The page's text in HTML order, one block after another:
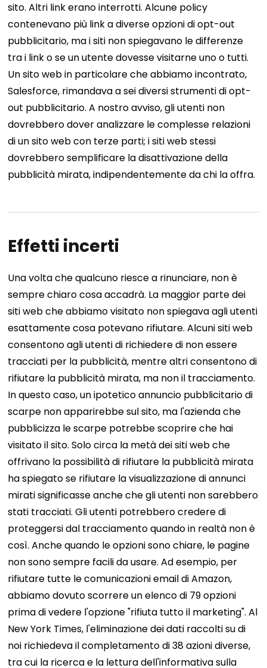
sito. Altri link erano interrotti. Alcune policy
contenevano più link a diverse opzioni di opt-out
pubblicitario, ma i siti non spiegavano le differenze
tra i link o se un utente dovesse visitarne uno o tutti.
Un sito web in particolare che abbiamo incontrato,
Salesforce, rimandava a sei diversi strumenti di opt-
out pubblicitario. A nostro avviso, gli utenti non
dovrebbero dover analizzare le complesse relazioni
di un sito web con terze parti; i siti web stessi
dovrebbero semplificare la disattivazione della
pubblicità mirata, indipendentemente da chi la offra.
Effetti incerti
Una volta che qualcuno riesce a rinunciare, non è
sempre chiaro cosa accadrà. La maggior parte dei
siti web che abbiamo visitato non spiegava agli utenti
esattamente cosa potevano rifiutare. Alcuni siti web
consentono agli utenti di richiedere di non essere
tracciati per la pubblicità, mentre altri consentono di
rifiutare la pubblicità mirata, ma non il tracciamento.
In questo caso, un ipotetico annuncio pubblicitario di
scarpe non apparirebbe sul sito, ma l'azienda che
pubblicizza le scarpe potrebbe scoprire che hai
visitato il sito. Solo circa la metà dei siti web che
offrivano la possibilità di rifiutare la pubblicità mirata
ha spiegato se rifiutare la visualizzazione di annunci
mirati significasse anche che gli utenti non sarebbero
stati tracciati. Gli utenti potrebbero credere di
proteggersi dal tracciamento quando in realtà non è
così. Anche quando le opzioni sono chiare, le pagine
non sono sempre facili da usare. Ad esempio, per
rifiutare tutte le comunicazioni email di Amazon,
abbiamo dovuto scorrere un elenco di 79 opzioni
prima di vedere l'opzione "rifiuta tutto il marketing". Al
New York Times, l'eliminazione dei dati raccolti su di
noi richiedeva il completamento di 38 azioni diverse,
tra cui la ricerca e la lettura dell'informativa sulla